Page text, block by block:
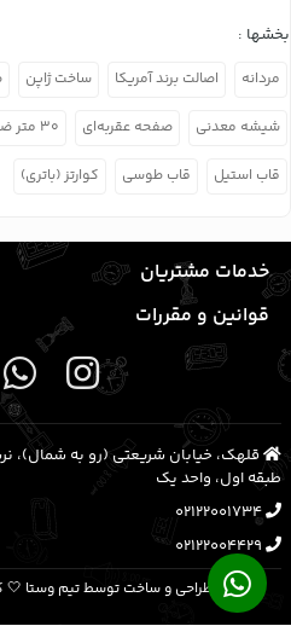
بخشها :
مردانه اصالت برند آمریکا ساخت ژاپن
شیشه معدنی صفحه عقربه‌ای ۳۰ متر ضد آب
قاب استیل قاب طوسی کوارتز (باتری)
خدمات مشتریان
قوانین و مقررات
طبقه اول، واحد یک
02122001734
02122004429
طراحی و ساخت توسط تیم وستا